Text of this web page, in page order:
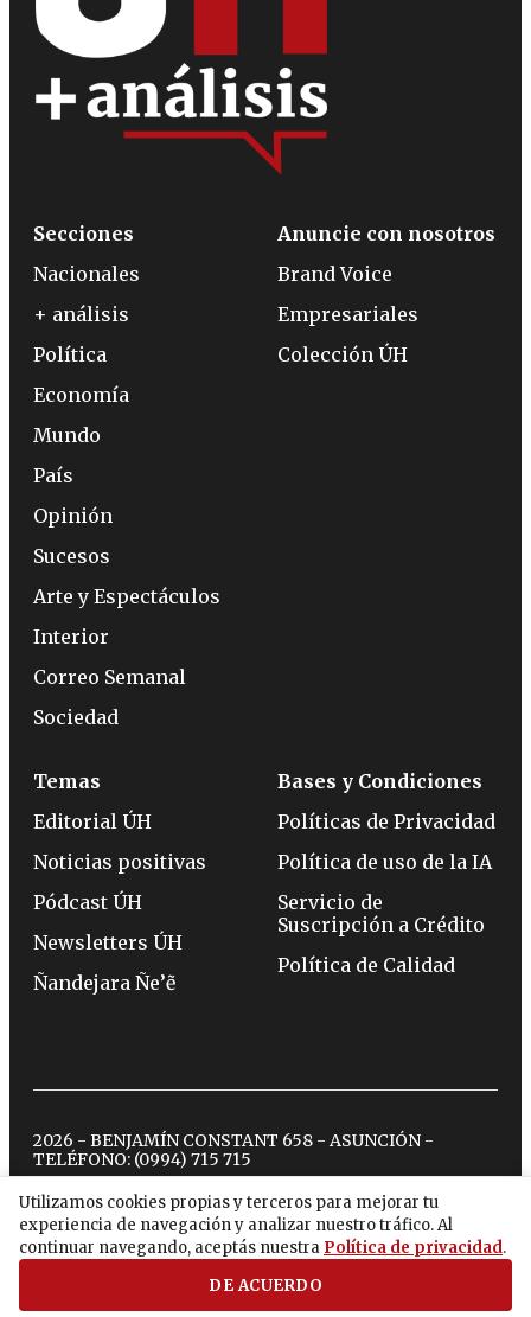
Utilizamos cookies propias y terceros para mejorar tu
experiencia de navegación y analizar nuestro tráfico. Al
continuar navegando, aceptás nuestra Política de privacidad.
DE ACUERDO
Secciones
Nacionales
+ análisis
Política
Economía
Mundo
País
Opinión
Sucesos
Arte y Espectáculos
Interior
Correo Semanal
Sociedad
Anuncie con nosotros
Brand Voice
Empresariales
Colección ÚH
Temas
Editorial ÚH
Noticias positivas
Pódcast ÚH
Newsletters ÚH
Ñandejara Ñe’ẽ
Bases y Condiciones
Políticas de Privacidad
Política de uso de la IA
Servicio de
Suscripción a Crédito
Política de Calidad
2026 - BENJAMÍN CONSTANT 658 - ASUNCIÓN -
TELÉFONO: (0994) 715 715
twitterinstagram
facebook
tiktokyoutubespotify